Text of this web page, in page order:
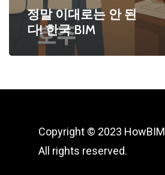
정말 이대로는 안 된
다! 한국 BIM
Copyright © 2023 HowBIM
All rights reserved.